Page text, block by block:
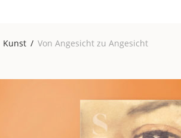
Kunst / Von Angesicht zu Angesicht